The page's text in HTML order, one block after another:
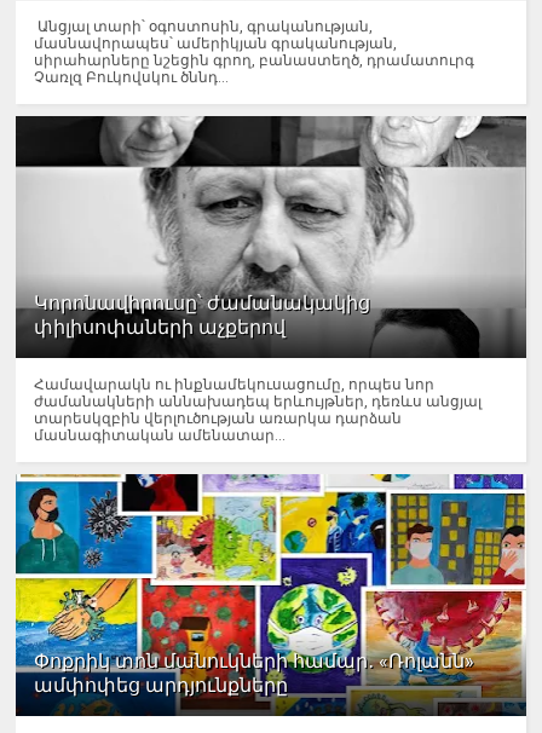
Անցյալ տարի՝ օգոստոսին, գրականության,
մասնավորապես՝ ամերիկյան գրականության,
սիրահարները նշեցին գրող, բանաստեղծ, դրամատուրգ
Չառլզ Բուկովսկու ծննդ...
Կորոնավիրուսը՝ ժամանակակից
փիլիսոփաների աչքերով
Համավարակն ու ինքնամեկուսացումը, որպես նոր
ժամանակների աննախադեպ երևույթներ, դեռևս անցյալ
տարեսկզբին վերլուծության առարկա դարձան
մասնագիտական ամենատար...
Փոքրիկ տոն մանուկների համար․ «Ռոլանն»
ամփոփեց արդյունքները